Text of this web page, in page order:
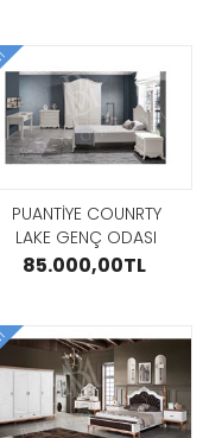
PUANTİYE COUNRTY
LAKE GENÇ ODASI
TAKIMI
85.000,00TL